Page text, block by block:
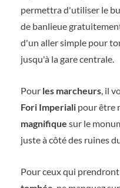
permettra d'utiliser le
de banlieue
d'un aller simple pour
jusqu'à la gare centrale.
Pour les marcheurs, il
Fori Imperiali pour être
magnifique sur le
juste à côté des ruines
Pour ceux qui